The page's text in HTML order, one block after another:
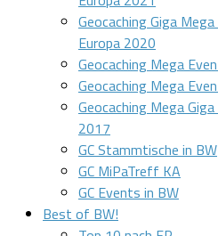
Geocaching Giga
Europa 2020
Geocaching Mega
Geocaching Mega
Geocaching Mega
2017
GC Stammtische in BW
GC MiPaTreff KA
GC Events in BW
Best of BW!